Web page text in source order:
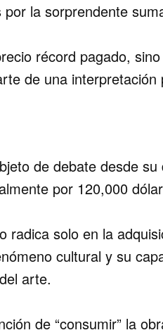
por la sorprendente
récord pagado,
de una interpretación
de debate desde
por 120,000
radica solo en la
cultural y su
arte.
de “consumir” la